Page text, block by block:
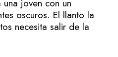
joven con un
oscuros. El llanto la
necesita salir de la